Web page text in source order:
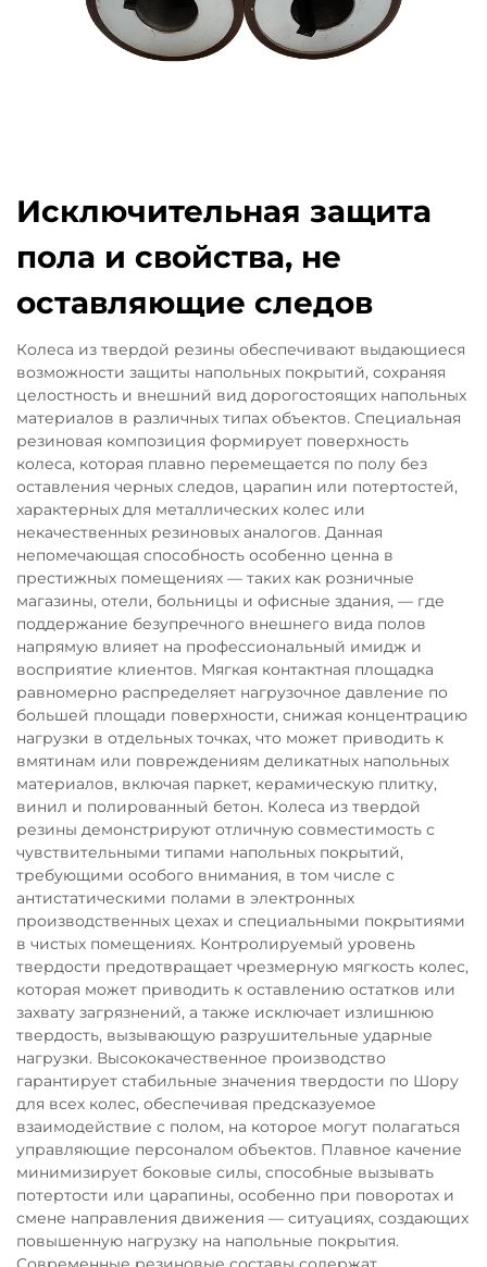
Исключительная защита
пола и свойства, не
оставляющие следов
Колеса из твердой резины обеспечивают выдающиеся
возможности защиты напольных покрытий, сохраняя
целостность и внешний вид дорогостоящих напольных
материалов в различных типах объектов. Специальная
резиновая композиция формирует поверхность
колеса, которая плавно перемещается по полу без
оставления черных следов, царапин или потертостей,
характерных для металлических колес или
некачественных резиновых аналогов. Данная
непомечающая способность особенно ценна в
престижных помещениях — таких как розничные
магазины, отели, больницы и офисные здания, — где
поддержание безупречного внешнего вида полов
напрямую влияет на профессиональный имидж и
восприятие клиентов. Мягкая контактная площадка
равномерно распределяет нагрузочное давление по
большей площади поверхности, снижая концентрацию
нагрузки в отдельных точках, что может приводить к
вмятинам или повреждениям деликатных напольных
материалов, включая паркет, керамическую плитку,
винил и полированный бетон. Колеса из твердой
резины демонстрируют отличную совместимость с
чувствительными типами напольных покрытий,
требующими особого внимания, в том числе с
антистатическими полами в электронных
производственных цехах и специальными покрытиями
в чистых помещениях. Контролируемый уровень
твердости предотвращает чрезмерную мягкость колес,
которая может приводить к оставлению остатков или
захвату загрязнений, а также исключает излишнюю
твердость, вызывающую разрушительные ударные
нагрузки. Высококачественное производство
гарантирует стабильные значения твердости по Шору
для всех колес, обеспечивая предсказуемое
взаимодействие с полом, на которое могут полагаться
управляющие персоналом объектов. Плавное качение
минимизирует боковые силы, способные вызывать
потертости или царапины, особенно при поворотах и
смене направления движения — ситуациях, создающих
повышенную нагрузку на напольные покрытия.